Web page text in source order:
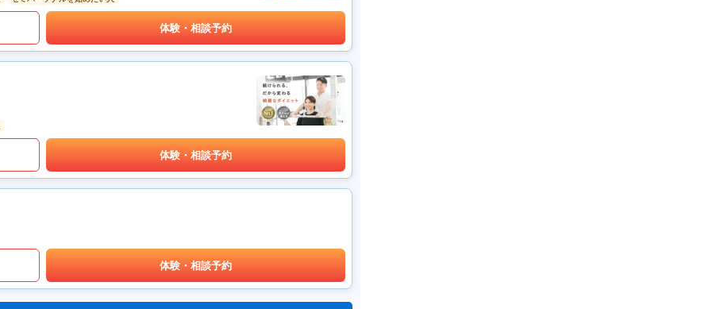
体験・相談予約
体験・相談予約
体験・相談予約